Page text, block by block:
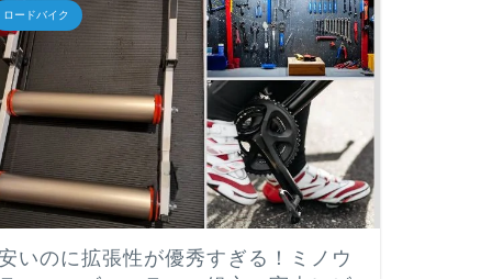
ロードバイク
いのに拡張性が優秀すぎる！ミノウ